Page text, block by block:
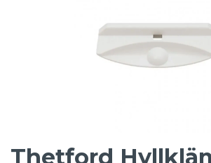
Thetford